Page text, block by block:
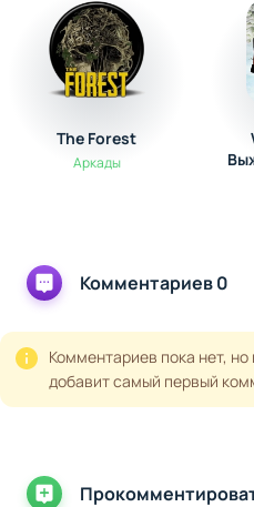
The Forest
Аркады
Комментариев 0
Комментариев пока нет,
добавит самый первый